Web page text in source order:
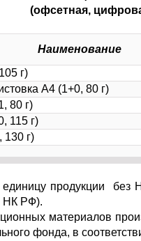
(офсетная,
Наименование
г)
А4 (1+0, 80 г)
80 г)
115 г)
130 г)
продукции без
НК РФ).
материалов
фонда, в